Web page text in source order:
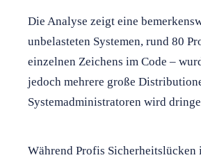
Die Analyse zeigt eine
unbelasteten Systemen, rund 80
einzelnen Zeichens im Code –
jedoch mehrere große
Systemadministratoren wird
Während Profis